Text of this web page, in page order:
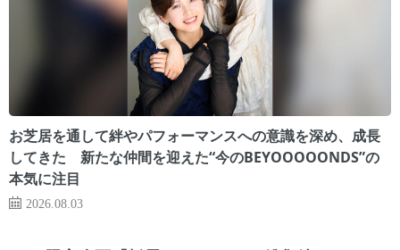
お芝居を通して絆やパフォーマンスへの意識を深め、成長
してきた 新たな仲間を迎えた“今のBEYOOOOONDS”の
本気に注目
2026.08.03